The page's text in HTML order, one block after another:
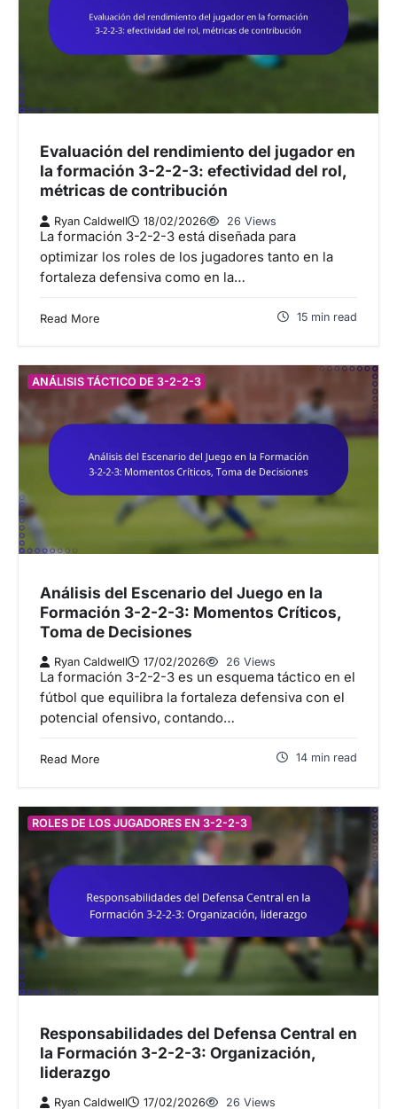
Evaluación del rendimiento del jugador en
la formación 3-2-2-3: efectividad del rol,
métricas de contribución
Ryan Caldwell 18/02/2026 26 Views
La formación 3-2-2-3 está diseñada para
optimizar los roles de los jugadores tanto en la
fortaleza defensiva como en la…
Read More 15 min read
ANÁLISIS TÁCTICO DE 3-2-2-3
Análisis del Escenario del Juego en la
Formación 3-2-2-3: Momentos Críticos,
Toma de Decisiones
Ryan Caldwell 17/02/2026 26 Views
La formación 3-2-2-3 es un esquema táctico en el
fútbol que equilibra la fortaleza defensiva con el
potencial ofensivo, contando…
Read More 14 min read
ROLES DE LOS JUGADORES EN 3-2-2-3
Responsabilidades del Defensa Central en
la Formación 3-2-2-3: Organización,
liderazgo
Ryan Caldwell 17/02/2026 26 Views